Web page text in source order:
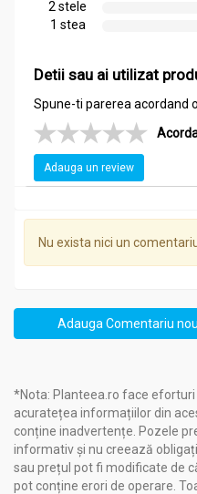
2 stele
1 stea
Detii sau ai utilizat
Spune-ti parerea acordand
Adauga un review
Nu exista nici un
Adauga Comentariu nou
*Nota: Planteea.ro face
acuratețea informațiilor din
conține inadvertențe. Pozele
informativ și nu creează
sau prețul pot fi modificate de
pot conține erori de operare.